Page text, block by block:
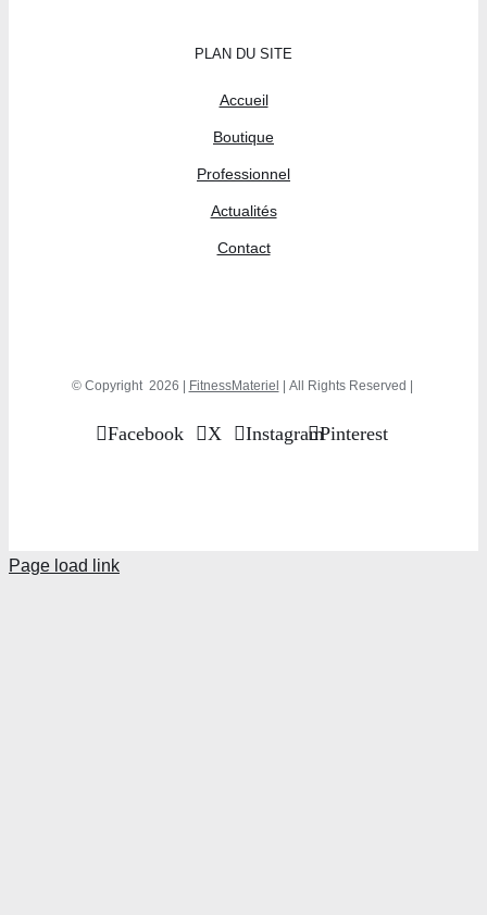
PLAN DU SITE
Accueil
Boutique
Professionnel
Actualités
Contact
© Copyright 2026 | FitnessMateriel | All Rights Reserved |
Facebook X InstagramPinterest
Page load link